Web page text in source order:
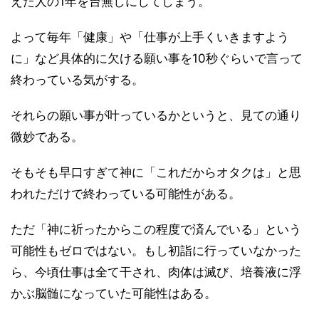
よって毎年「健康」や「仕事が上手くいきますよう
に」など具体的に欠ける願い事を10秒ぐらいで言って
終わっている気がする。
それらの願い事が叶っているかというと、見ての通り
微妙である。
そもそも早口すぎて神に「これだからオタクは」と思
われただけで終わっている可能性がある。
ただ「神に祈ったからこの程度で済んでいる」という
可能性もゼロではない。もし初詣に行っていなかった
ら、今頃仕事は全て干され、肉体は滅び、培養液に浮
かぶ脳髄になっていた可能性はある。